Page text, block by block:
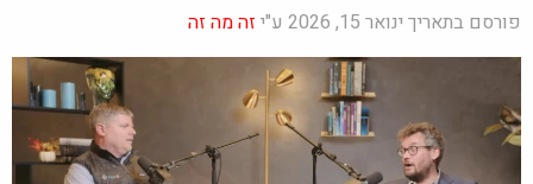
פורסם בתאריך ינואר 15, 2026 ע"י זה מה זה